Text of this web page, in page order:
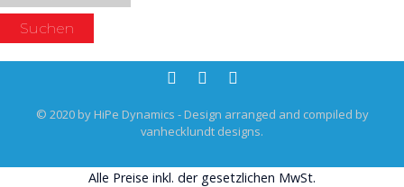
Suchen
© 2020 by HiPe Dynamics - Design arranged and compiled by
vanhecklundt designs.
Alle Preise inkl. der gesetzlichen MwSt.